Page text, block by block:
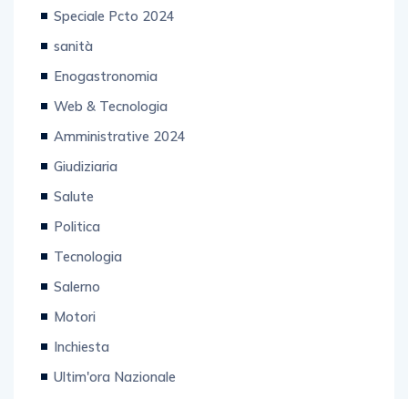
Speciale Pcto 2024
sanità
Enogastronomia
Web & Tecnologia
Amministrative 2024
Giudiziaria
Salute
Politica
Tecnologia
Salerno
Motori
Inchiesta
Ultim'ora Nazionale